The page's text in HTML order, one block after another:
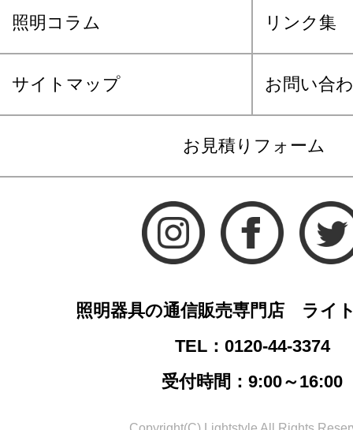
照明コラム リンク集
サイトマップ お問い合
お見積りフォーム
照明器具の通信販売専門店 ライ
TEL：0120-44-3374
受付時間：9:00～16:00